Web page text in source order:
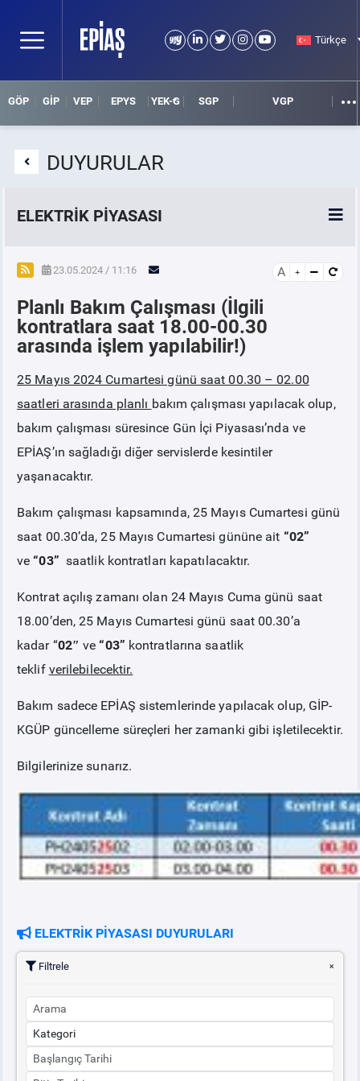
Türkçe
GÖP GİP VEP EPYS YEK-G SGP VGP
DUYURULAR
ELEKTRİK PİYASASI
SPOT ELEKTRİK PİYASALARI
ÖRNEK FİNANS BELGELERİ
VADELİ ELEKTRİK PİYASASI
PİYASAKAYITSÜRECİ
SERBEST TÜKETİCİ
TEMİNAT
BÜLTENLER
DUYURULAR
23.05.2024 / 11:16 A
Planlı Bakım Çalışması (İlgili
kontratlara saat 18.00-00.30
arasında işlem yapılabilir!)
25 Mayıs 2024 Cumartesi günü saat 00.30 – 02.00
saatleri arasında planlı bakım çalışması yapılacak olup,
bakım çalışması süresince Gün İçi Piyasası’nda ve
EPİAŞ’ın sağladığı diğer servislerde kesintiler
yaşanacaktır.
Bakım çalışması kapsamında, 25 Mayıs Cumartesi günü
saat 00.30’da, 25 Mayıs Cumartesi gününe ait “02”
ve“03” saatlik kontratları kapatılacaktır.
Kontrat açılış zamanı olan 24 Mayıs Cuma günü saat
18.00’den, 25 Mayıs Cumartesi günü saat 00.30’a
kadar“02″ve“03” kontratlarına saatlik
teklif verilebilecektir.
Bakım sadece EPİAŞ sistemlerinde yapılacak olup, GİP-
KGÜP güncelleme süreçleri her zamanki gibi işletilecektir.
Bilgilerinize sunarız.
ELEKTRİK PİYASASI DUYURULARI
Filtrele